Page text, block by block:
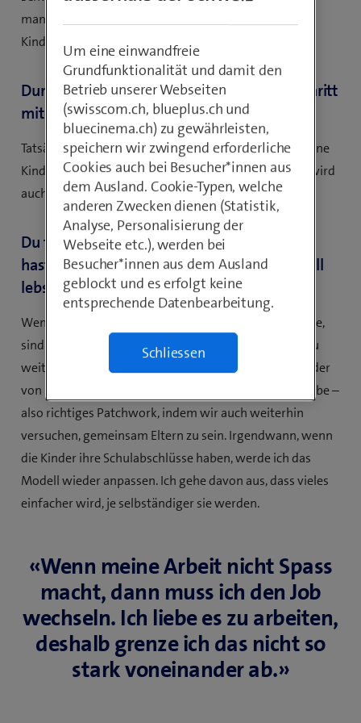
manchmal, schliesslich ist es die Zeit, in der ich den
Kindern fehle.
Durften deine Kinder bei diesem Karriereschritt
mitentscheiden?
Tatsächlich habe ich nebst meinen Freunden auch meine
Kinder gefragt, denn es war mir klar, dieser neue Job wird
auch sie tangieren.
Du führst Tausende von Mitarbeitende und
hast vier Kinder – welches Betreuungsmodell
lebst du?
Wenn ich nicht in München bin, sprich in Zürich arbeite,
sind meine Kinder bei meinen Eltern, da meine Ex-Frau
weiter weg wohnt. Dazu kommen noch zwei Stiefkinder
von meiner Ex-Frau, die ich auch mit grossgezogen habe –
also richtiges Patchwork, indem wir auch weiterhin
versuchen, gemeinsam Eltern zu sein. Irgendwann, wenn
die Kinder ihre Schulabschlüsse haben, werde ich das
Modell wieder anpassen. Ich gehe davon aus, dass vieles
einfacher wird, je selbständiger sie werden.
«Wenn meine Arbeit nicht Spass
macht, dann muss ich den Job
wechseln. Ich liebe es zu arbeiten,
deshalb grenze ich das nicht so
stark voneinander ab.»
Um eine einwandfreie
Grundfunktionalität und damit den
Betrieb unserer Webseiten
(swisscom.ch, blueplus.ch und
bluecinema.ch) zu gewährleisten,
speichern wir zwingend erforderliche
Cookies auch bei Besucher*innen aus
dem Ausland. Cookie-Typen, welche
anderen Zwecken dienen (Statistik,
Analyse, Personalisierung der
Webseite etc.), werden bei
Besucher*innen aus dem Ausland
geblockt und es erfolgt keine
entsprechende Datenbearbeitung.
Schliessen